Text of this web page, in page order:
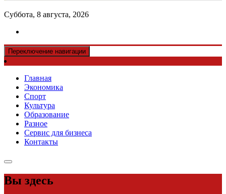
Суббота, 8 августа, 2026
Переключение навигации
Главная
Экономика
Спорт
Культура
Образование
Разное
Сервис для бизнеса
Контакты
Вы здесь